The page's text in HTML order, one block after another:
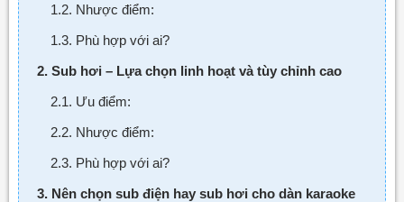
1.2. Nhược điểm:
1.3. Phù hợp với ai?
2. Sub hơi – Lựa chọn linh hoạt và tùy chỉnh cao
2.1. Ưu điểm:
2.2. Nhược điểm:
2.3. Phù hợp với ai?
3. Nên chọn sub điện hay sub hơi cho dàn karaoke